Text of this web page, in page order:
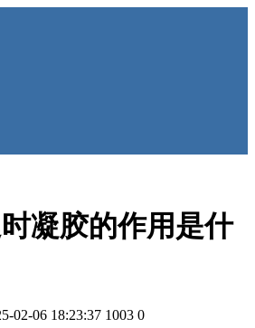
凝胶的作用是什
02-06 18:23:37 1003 0